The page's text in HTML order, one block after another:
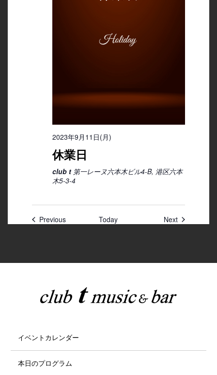
2023年9月11日(月)
休業日
club t 第一レーヌ六本木ビル4-B, 港区六本
木5-3-4
Previous Today Next
イベントカレンダー
本日のプログラム